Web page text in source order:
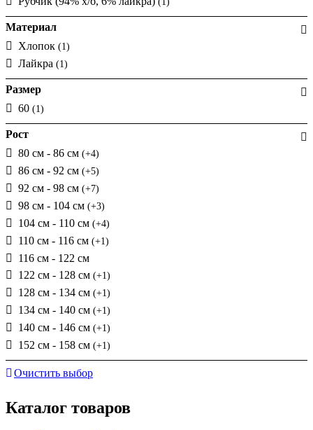
Материал
Хлопок (1)
Лайкра (1)
Размер
60 (1)
Рост
80 см - 86 см (+4)
86 см - 92 см (+5)
92 см - 98 см (+7)
98 см - 104 см (+3)
104 см - 110 см (+4)
110 см - 116 см (+1)
116 см - 122 см
122 см - 128 см (+1)
128 см - 134 см (+1)
134 см - 140 см (+1)
140 см - 146 см (+1)
152 см - 158 см (+1)
Очистить выбор
Каталог товаров